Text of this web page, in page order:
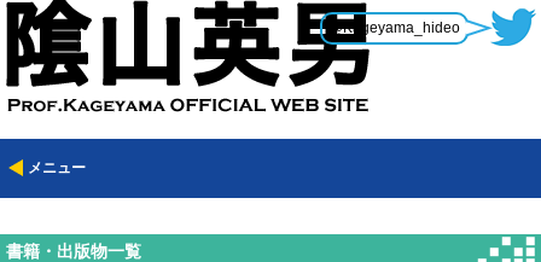
@Kageyama_hideo
メニュー
書籍・出版物一覧